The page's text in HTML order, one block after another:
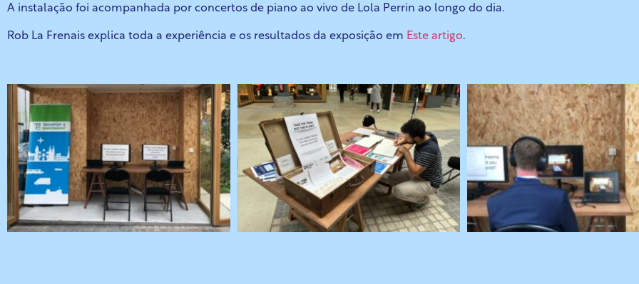
A instalação foi acompanhada por concertos de piano ao vivo de Lola Perrin ao longo do dia.
Rob La Frenais explica toda a experiência e os resultados da exposição em Este artigo.